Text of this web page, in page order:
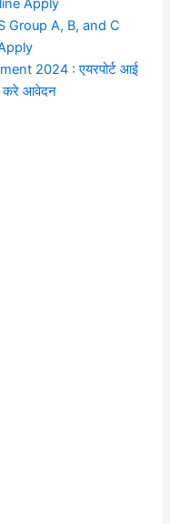
Apply
Group A, B, and C
2024 : एयरपोर्ट आई
करे आवेदन